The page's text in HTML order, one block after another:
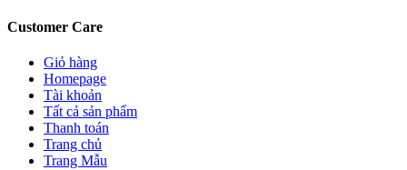
Customer Care
Giỏ hàng
Homepage
Tài khoản
Tất cả sản phẩm
Thanh toán
Trang chủ
Trang Mẫu